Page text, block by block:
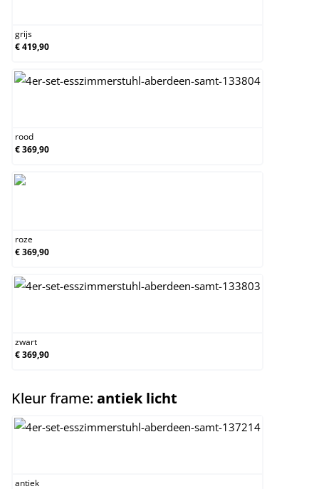
grijs
€ 419,90
rood
€ 369,90
roze
€ 369,90
zwart
€ 369,90
Kleur frame: antiek licht
antiek